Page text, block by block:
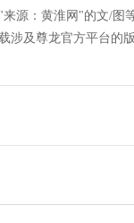
来源：黄淮网"的文/
涉及尊龙官方平台的